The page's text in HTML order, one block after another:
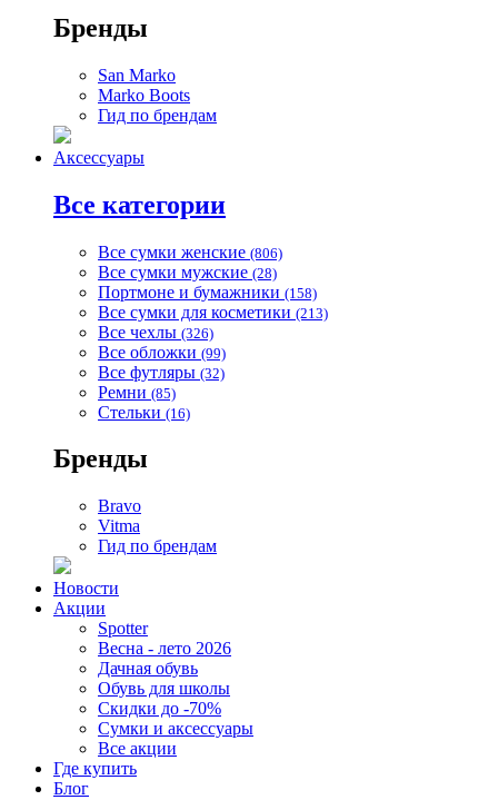
Бренды
San Marko
Marko Boots
Гид по брендам
Аксессуары
Все категории
Все сумки женские (806)
Все сумки мужские (28)
Портмоне и бумажники (158)
Все сумки для косметики (213)
Все чехлы (326)
Все обложки (99)
Все футляры (32)
Ремни (85)
Стельки (16)
Бренды
Bravo
Vitma
Гид по брендам
Новости
Акции
Spotter
Весна - лето 2026
Дачная обувь
Обувь для школы
Скидки до -70%
Сумки и аксессуары
Все акции
Где купить
Блог